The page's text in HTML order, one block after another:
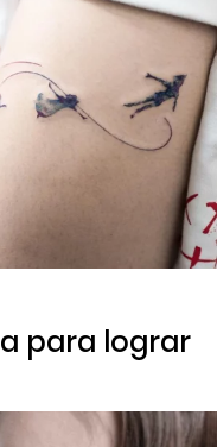
para lograr